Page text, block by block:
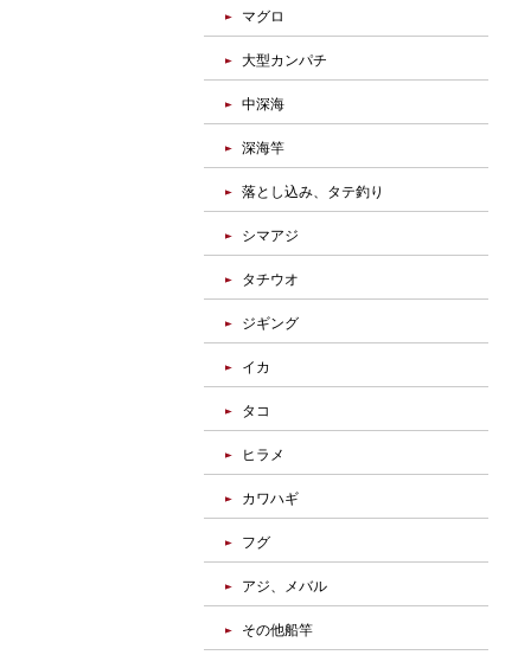
マグロ
大型カンパチ
中深海
深海竿
落とし込み、タテ釣り
シマアジ
タチウオ
ジギング
イカ
タコ
ヒラメ
カワハギ
フグ
アジ、メバル
その他船竿